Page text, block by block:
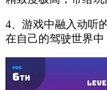
4、游戏中融入动听
在自己的驾驶世界中